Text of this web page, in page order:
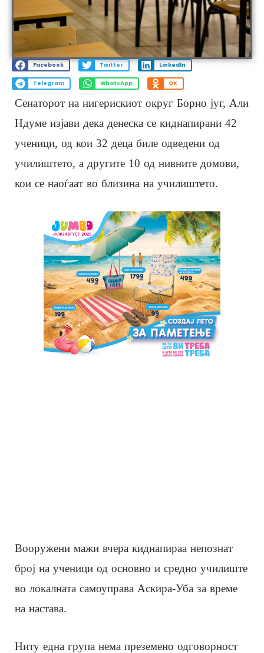
Facebook Twitter LinkedIn
Telegram WhatsApp OK
Сенаторот на нигерискиот округ Борно југ, Али
Ндуме изјави дека денеска се киднапирани 42
ученици, од кои 32 деца биле одведени од
училиштето, а другите 10 од нивните домови,
кои се наоѓаат во близина на училиштето.
Вооружени мажи вчера киднапираа непознат
број на ученици од основно и средно училиште
во локалната самоуправа Аскира-Уба за време
на настава.
Ниту една група нема преземено одговорност